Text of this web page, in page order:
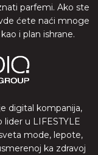
parfemi. Ako ste
ćete naći mnoge
i plan ishrane.
je digital kompanija,
u LIFESTYLE
mode, lepote,
ka zdravoj